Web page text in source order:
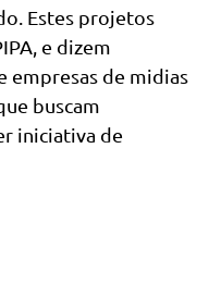
Estes projetos
e dizem
empresas de midias
buscam
iniciativa de